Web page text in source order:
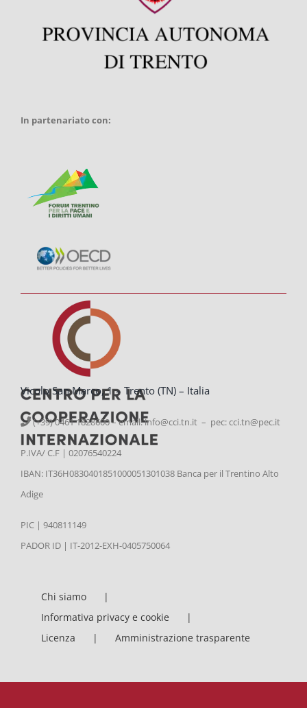
In partenariato con:
Vicolo San Marco, 1 – Trento (TN) – Italia
(+39) 0461 1828600 – email:info@cci.tn.it – pec: cci.tn@pec.it
P.IVA/ C.F | 02076540224
IBAN: IT36H0830401851000051301038 Banca per il Trentino Alto
Adige
PIC | 940811149
PADOR ID | IT-2012-EXH-0405750064
Chi siamo
Informativa privacy e cookie
Licenza
Amministrazione trasparente